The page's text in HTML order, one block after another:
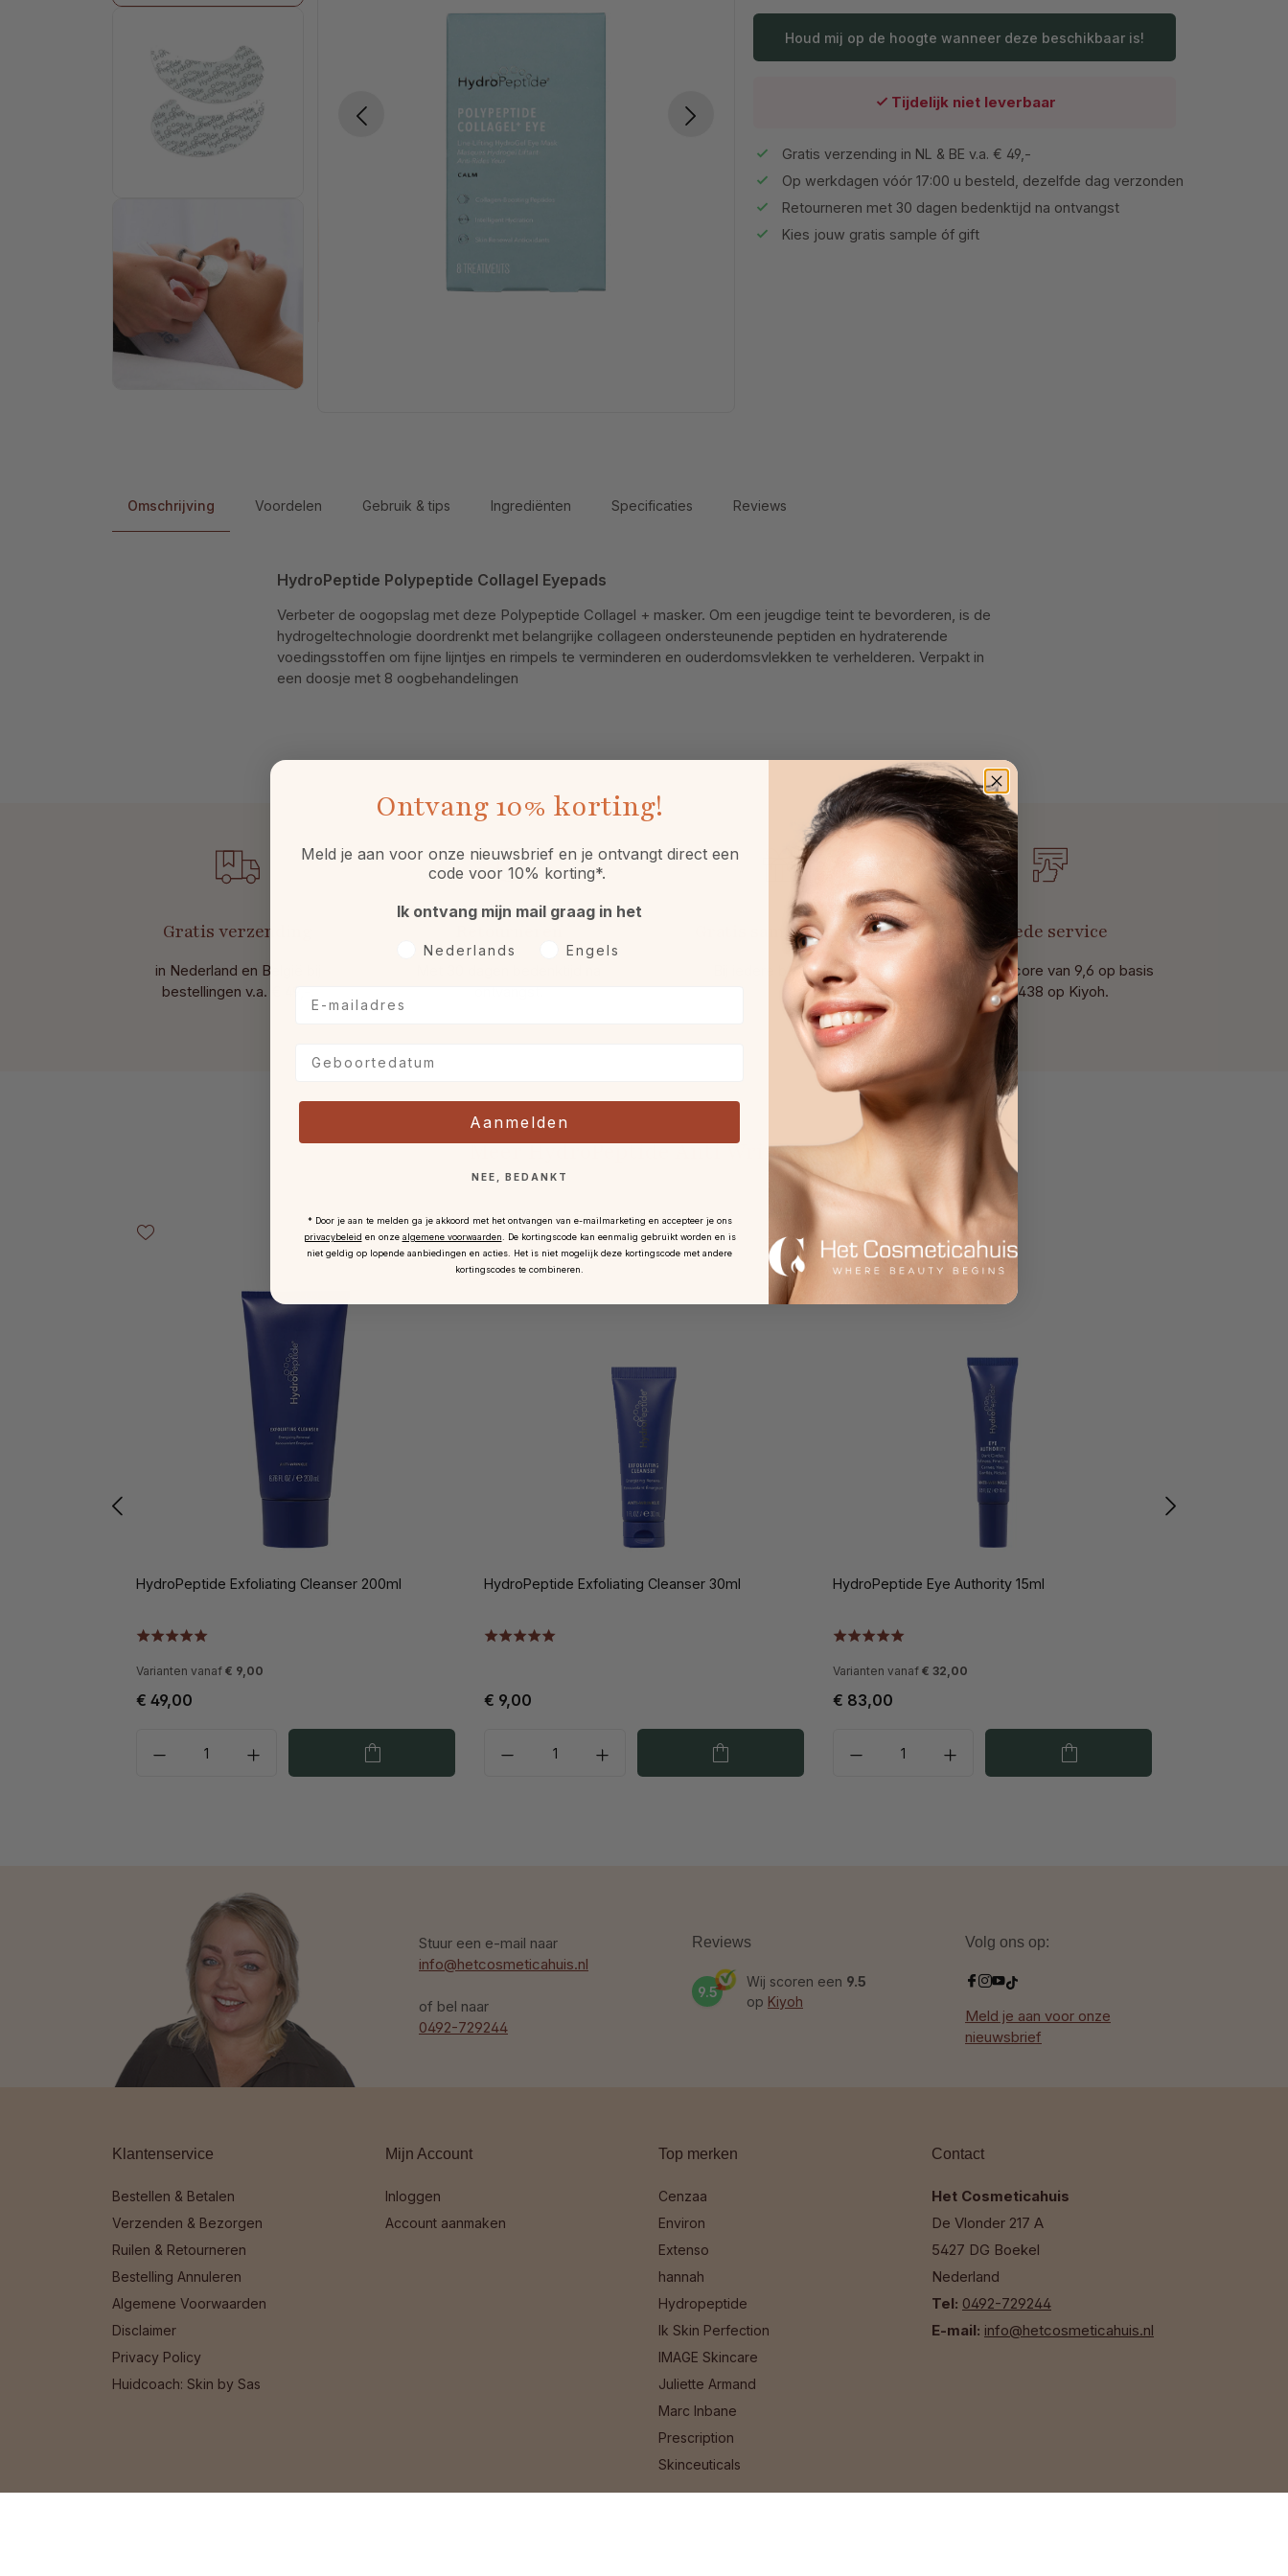
Houd mij op de hoogte wanneer deze beschikbaar is!
Tijdelijk niet leverbaar
Gratis verzending in NL & BE v.a. € 49,-
Op werkdagen vóór 17:00 u besteld, dezelfde dag verzonden
Retourneren met 30 dagen bedenktijd na ontvangst
Kies jouw gratis sample óf gift
Omschrijving Voordelen Gebruik & tips Ingrediënten Specificaties Reviews
HydroPeptide Polypeptide Collagel Eyepads
Verbeter de oogopslag met deze Polypeptide Collagel + masker. Om een jeugdige teint te bevorderen, is de
hydrogeltechnologie doordrenkt met belangrijke collageen ondersteunende peptiden en hydraterende
voedingsstoffen om fijne lijntjes en rimpels te verminderen en ouderdomsvlekken te verhelderen. Verpakt in
een doosje met 8 oogbehandelingen
Gratis verzending
in Nederland en België bij
bestellingen v.a. € 49,-.
Gratis sample óf gift
Bij iedere bestelling.
Goede service
Met een score van 9,6 op basis
van 438 op Kiyoh.
Meer HydroPeptide Anti Wrinkle
HydroPeptide Exfoliating Cleanser 200ml
Varianten vanaf € 9,00
€ 49,00
HydroPeptide Exfoliating Cleanser 30ml
€ 9,00
HydroPeptide Eye Authority 15ml
Varianten vanaf€ 32,00
€ 83,00
Stuur een e-mail naar
info@hetcosmeticahuis.nl
of bel naar
0492-729244
Reviews
9.5
Wij scoren een 9.5
op Kiyoh
Volg ons op:
Meld je aan voor onze
nieuwsbrief
Klantenservice
Bestellen & Betalen
Verzenden & Bezorgen
Ruilen & Retourneren
Bestelling Annuleren
Algemene Voorwaarden
Disclaimer
Privacy Policy
Huidcoach: Skin by Sas
Mijn Account
Inloggen
Account aanmaken
Top merken
Cenzaa
Environ
Extenso
hannah
Hydropeptide
Ik Skin Perfection
IMAGE Skincare
Juliette Armand
Marc Inbane
Prescription
Skinceuticals
Contact
Het Cosmeticahuis
De Vlonder 217 A
5427 DG Boekel
Nederland
Tel: 0492-729244
E-mail: info@hetcosmeticahuis.nl
Ontvang 10% korting!
Meld je aan voor onze nieuwsbrief en je ontvangt direct een
code voor 10% korting*.
Ik ontvang mijn mail graag in het
Voorkeurtaal
Nederlands Engels
Aanmelden
NEE, BEDANKT
* Door je aan te melden ga je akkoord met het ontvangen van e-mailmarketing en accepteer je ons
privacybeleid en onze algemene voorwaarden
De kortingscode kan eenmalig gebruikt worden en is
niet geldig op lopende aanbiedingen en acties. Het is niet mogelijk deze kortingscode met andere
kortingscodes te combineren.